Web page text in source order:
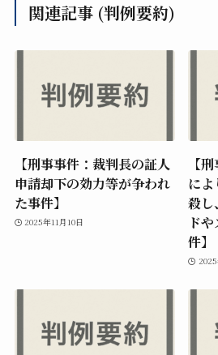
関連記事 (判例要約)
【刑事事件：裁判長の証人
申請却下の効力等が争われ
た事件】
2025年11月10日
【
に
殺し
ド
件】